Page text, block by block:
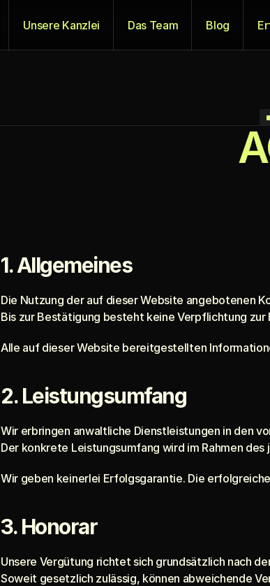
Unsere Kanzlei Das Team Blog
1. Allgemeines
Die Nutzung der auf dieser Website angebotenen
Bis zur Bestätigung besteht keine Verpflichtung
Alle auf dieser Website bereitgestellten
2. Leistungsumfang
Wir erbringen anwaltliche Dienstleistungen in den
Der konkrete Leistungsumfang wird im Rahmen
Wir geben keinerlei Erfolgsgarantie. Die
3. Honorar
Unsere Vergütung richtet sich grundsätzlich nach
Soweit gesetzlich zulässig, können abweichende